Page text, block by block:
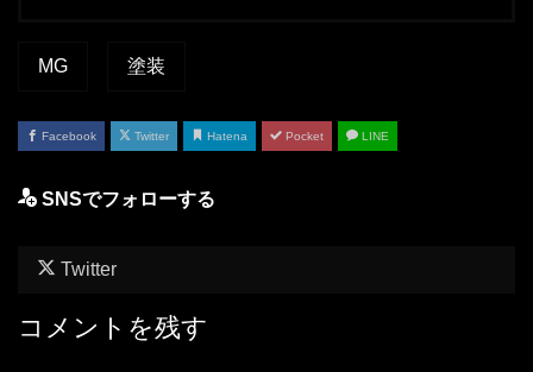
MG 塗装
Facebook Twitter Hatena Pocket LINE
SNSでフォローする
Twitter
コメントを残す